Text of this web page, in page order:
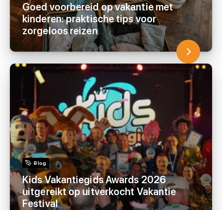
Goed voorbereid op vakantie met
kinderen: praktische tips voor
zorgeloos reizen
Blog
Kids Vakantiegids Awards 2026
uitgereikt op uitverkocht Vakantie
Festival